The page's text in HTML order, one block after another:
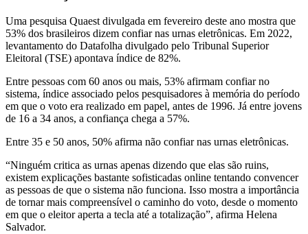
Uma pesquisa Quaest divulgada em fevereiro deste ano mostra que
53% dos brasileiros dizem confiar nas urnas eletrônicas. Em 2022,
levantamento do Datafolha divulgado pelo Tribunal Superior
Eleitoral (TSE) apontava índice de 82%.
Entre pessoas com 60 anos ou mais, 53% afirmam confiar no
sistema, índice associado pelos pesquisadores à memória do período
em que o voto era realizado em papel, antes de 1996. Já entre jovens
de 16 a 34 anos, a confiança chega a 57%.
Entre 35 e 50 anos, 50% afirma não confiar nas urnas eletrônicas.
“Ninguém critica as urnas apenas dizendo que elas são ruins,
existem explicações bastante sofisticadas online tentando convencer
as pessoas de que o sistema não funciona. Isso mostra a importância
de tornar mais compreensível o caminho do voto, desde o momento
em que o eleitor aperta a tecla até a totalização”, afirma Helena
Salvador.